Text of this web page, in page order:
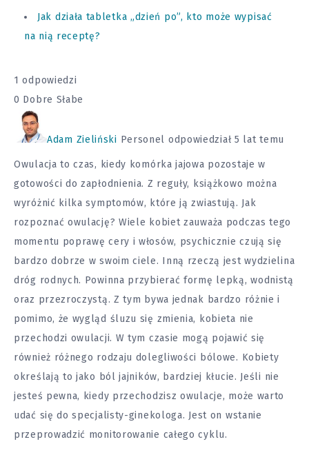
Jak działa tabletka „dzień po”, kto może wypisać
na nią receptę?
1 odpowiedzi
0 Dobre Słabe
Adam Zieliński Personel odpowiedział 5 lat temu
Owulacja to czas, kiedy komórka jajowa pozostaje w
gotowości do zapłodnienia. Z reguły, książkowo można
wyróżnić kilka symptomów, które ją zwiastują. Jak
rozpoznać owulację? Wiele kobiet zauważa podczas tego
momentu poprawę cery i włosów, psychicznie czują się
bardzo dobrze w swoim ciele. Inną rzeczą jest wydzielina
dróg rodnych. Powinna przybierać formę lepką, wodnistą
oraz przezroczystą. Z tym bywa jednak bardzo różnie i
pomimo, że wygląd śluzu się zmienia, kobieta nie
przechodzi owulacji. W tym czasie mogą pojawić się
również różnego rodzaju dolegliwości bólowe. Kobiety
określają to jako ból jajników, bardziej kłucie. Jeśli nie
jesteś pewna, kiedy przechodzisz owulacje, może warto
udać się do specjalisty-ginekologa. Jest on wstanie
przeprowadzić monitorowanie całego cyklu.